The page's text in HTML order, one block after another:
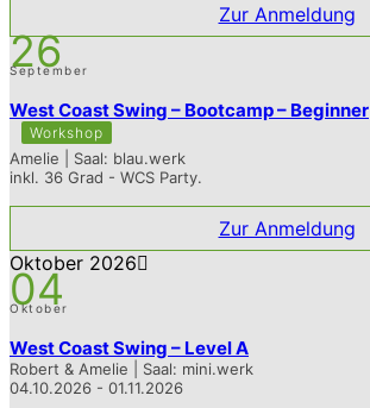
Zur Anmeldung
26
September
West Coast Swing – Bootcamp – Beginner
Workshop
Amelie | Saal: blau.werk
inkl. 36 Grad - WCS Party.
Zur Anmeldung
Oktober 2026
04
Oktober
West Coast Swing – Level A
Robert & Amelie | Saal: mini.werk
04.10.2026 - 01.11.2026